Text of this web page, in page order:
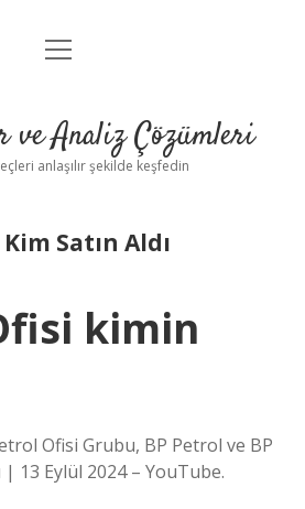
Anasayfa
Yasal Uyarı
menüyü
ve Analiz Çözümleri
anlaşılır şekilde keşfedin
Satın Aldı
kimin
Ofisi Grubu, BP Petrol ve BP
| 13 Eylül 2024 – YouTube.